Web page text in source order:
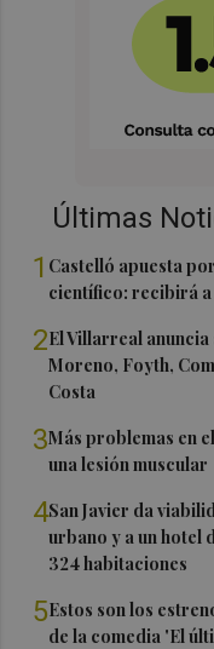
Últimas
1 Castelló apuesta
científico: recibirá
2El Villarreal
Moreno, Foyth,
Costa
3Más problemas en
una lesión muscular
4San Javier da
urbano y a un hotel
324 habitaciones
5Estos son los
de la comedia 'El